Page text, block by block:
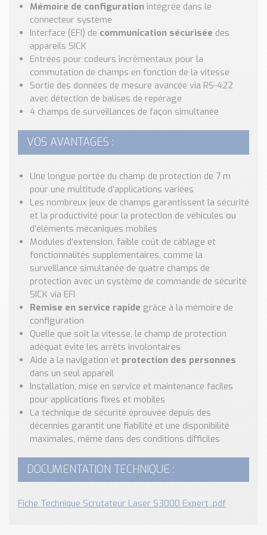
Nos Réalisations
Conseils et Actualités
Catalogue des essentiels pour les brasseries et micro-
brasseries
Contact & Devis
Devis, Tarifs, Renseignements techniques
Mémoire de configuration intégrée dans le
connecteur système
Interface (EFI) de communication sécurisée des
appareils SICK
Entrées pour codeurs incrémentaux pour la
commutation de champs en fonction de la vitesse
Sortie des données de mesure avancée via RS-422
avec détection de balises de repérage
4 champs de surveillances de façon simultanée
VOS AVANTAGES :
Une longue portée du champ de protection de 7 m
pour une multitude d’applications variées
Les nombreux jeux de champs garantissent la sécurité
et la productivité pour la protection de véhicules ou
d’éléments mécaniques mobiles
Modules d’extension, faible coût de câblage et
fonctionnalités supplémentaires, comme la
surveillance simultanée de quatre champs de
protection avec un système de commande de sécurité
SICK via EFI
Remise en service rapide grâce à la mémoire de
configuration
Quelle que soit la vitesse, le champ de protection
adéquat évite les arrêts involontaires
Aide à la navigation et protection des personnes
dans un seul appareil
Installation, mise en service et maintenance faciles
pour applications fixes et mobiles
La technique de sécurité éprouvée depuis des
décennies garantit une fiabilité et une disponibilité
maximales, même dans des conditions difficiles
DOCUMENTATION TECHNIQUE :
Fiche Technique Scrutateur Laser S3000 Expert .pdf